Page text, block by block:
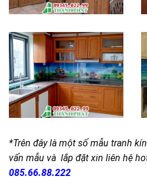
*Trên đây là một số mẫu tranh
vấn mẫu và lắp đặt xin liên hệ
085.66.88.222